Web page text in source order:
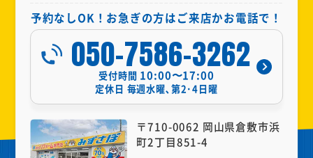
予約なしOK！お急ぎの方はご来店かお電話で！
050-7586-3262
受付時間 10:00〜17:00
定休日 毎週水曜､第2･4日曜
〒710-0062 岡山県倉敷市浜
町2丁目851-4